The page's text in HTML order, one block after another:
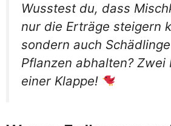
Wusstest du, dass
nur die Erträge steigern
sondern auch
Pflanzen abhalten? Zwei
einer Klappe!